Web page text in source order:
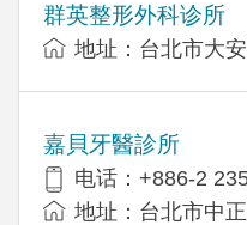
群英整形外科诊所
地址：台北市大
嘉貝牙醫診所
电话：+886-2
地址：台北市中